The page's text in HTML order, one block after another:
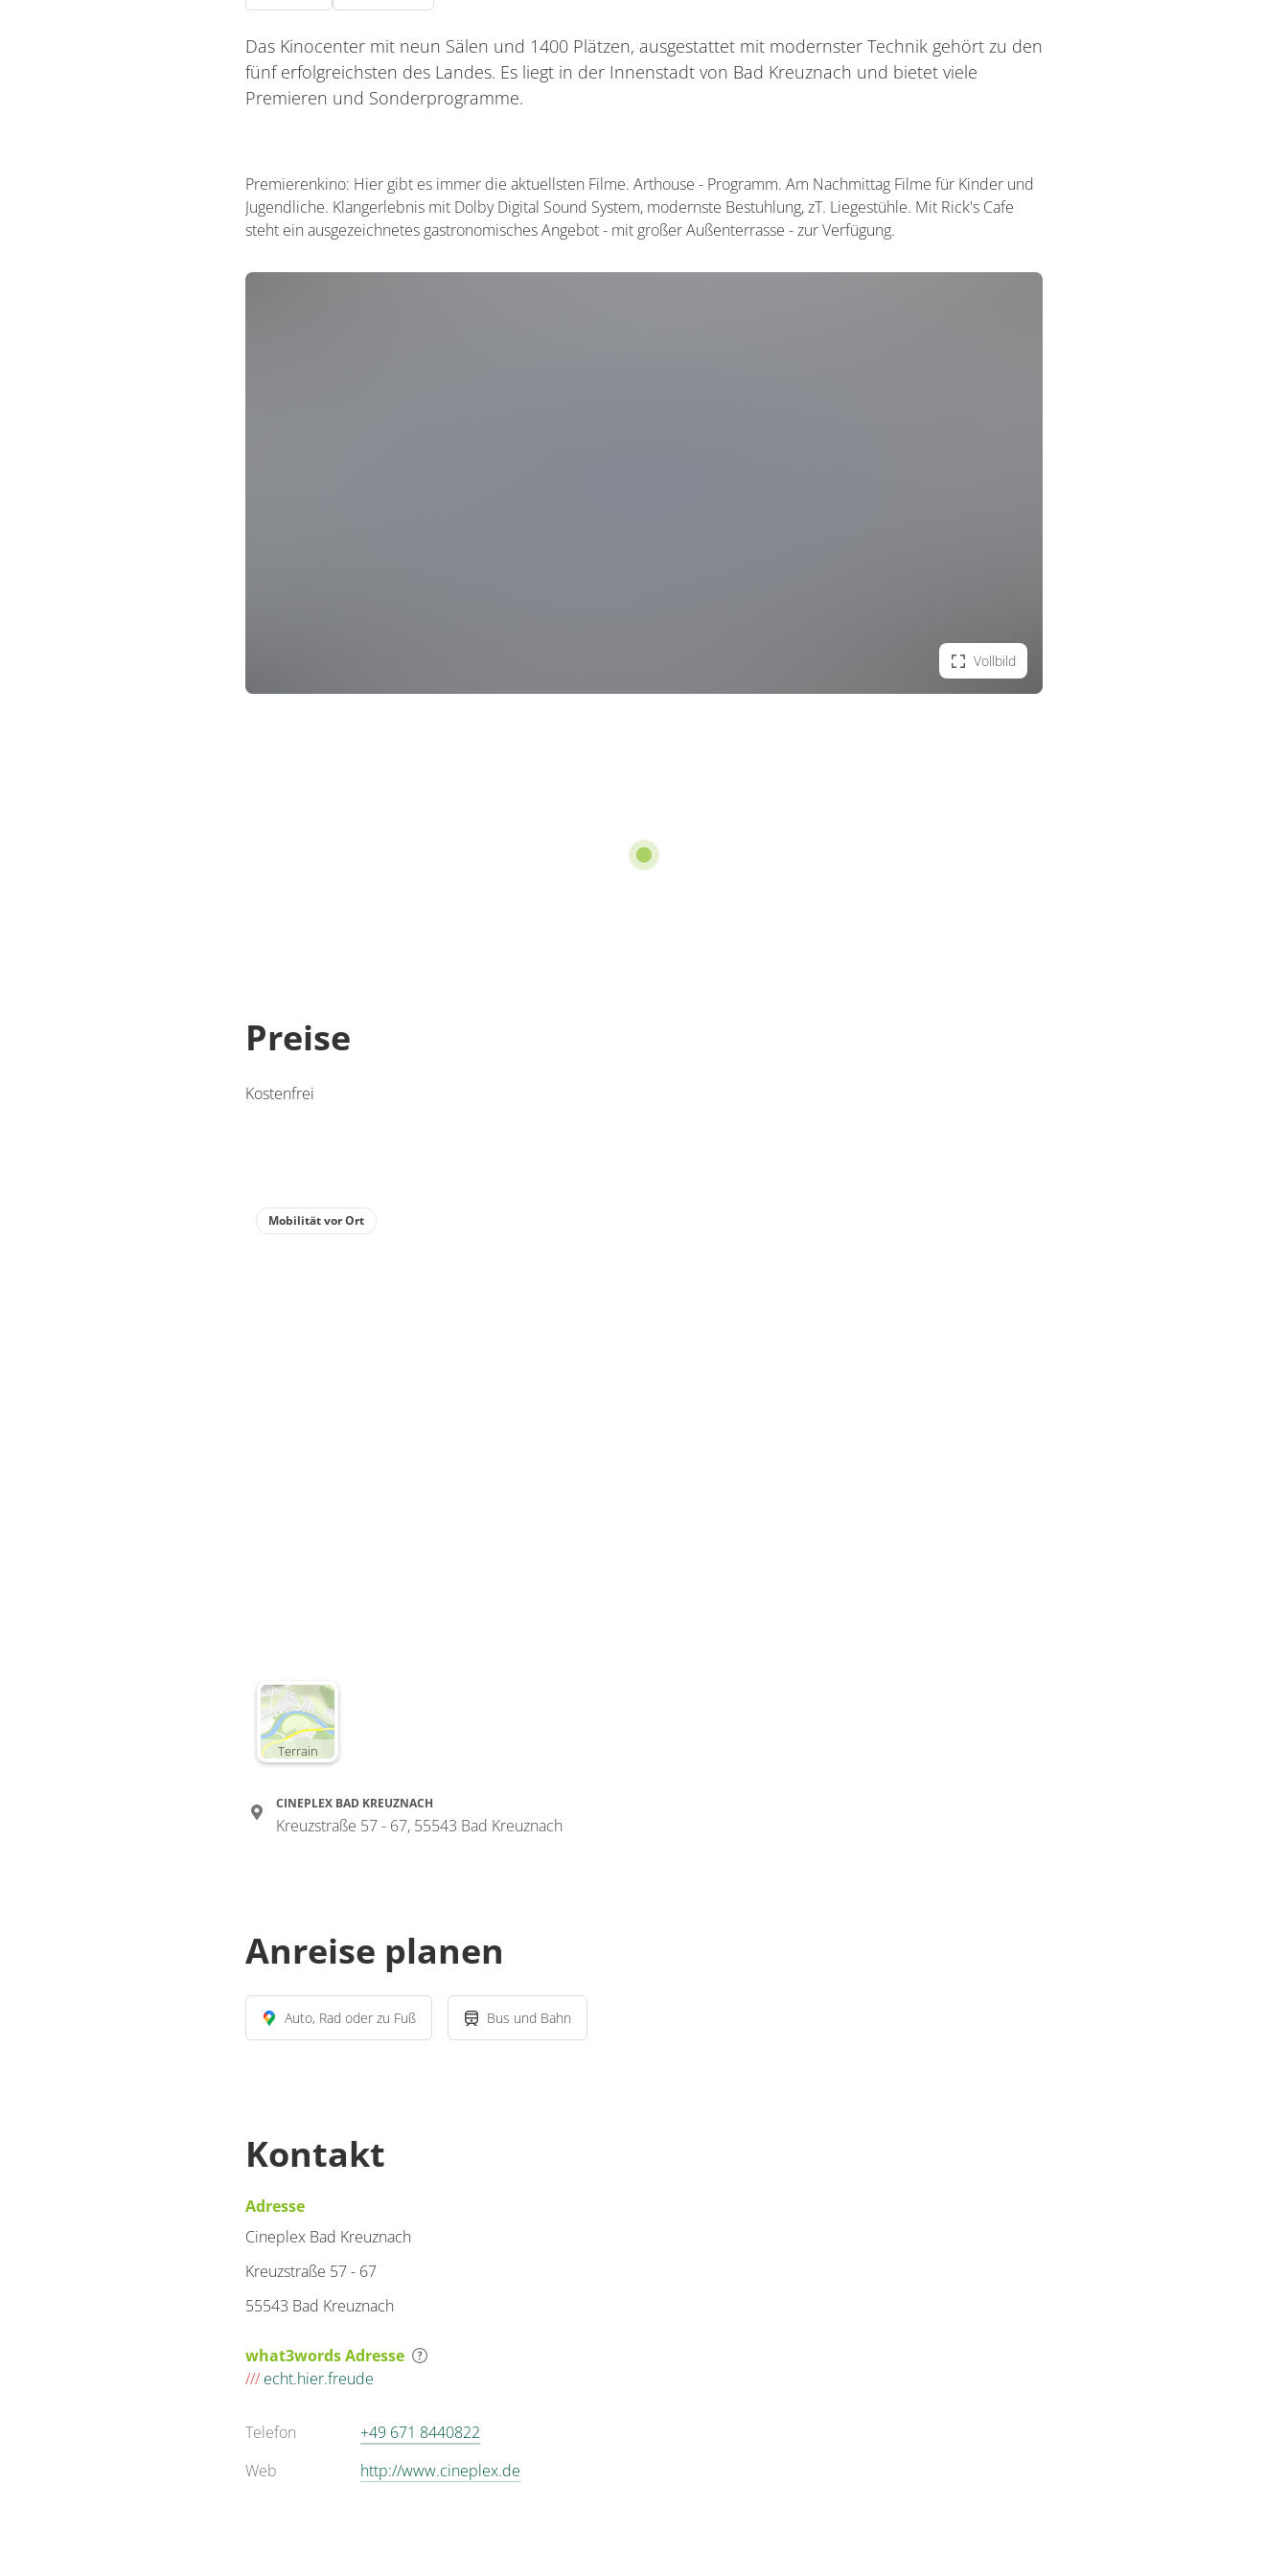
Das Kinocenter mit neun Sälen und 1400 Plätzen, ausgestattet mit modernster Technik gehört zu den
fünf erfolgreichsten des Landes. Es liegt in der Innenstadt von Bad Kreuznach und bietet viele
Premieren und Sonderprogramme.
Premierenkino: Hier gibt es immer die aktuellsten Filme. Arthouse - Programm. Am Nachmittag Filme für Kinder und
Jugendliche. Klangerlebnis mit Dolby Digital Sound System, modernste Bestuhlung, zT. Liegestühle. Mit Rick's Cafe
steht ein ausgezeichnetes gastronomisches Angebot - mit großer Außenterrasse - zur Verfügung.
Vollbild
Preise
Kostenfrei
Terrain
Mobilität vor Ort
CINEPLEX BAD KREUZNACH
Kreuzstraße 57 - 67, 55543 Bad Kreuznach
Anreise planen
Auto, Rad oder zu Fuß Bus und Bahn
Kontakt
Adresse
Cineplex Bad Kreuznach
Kreuzstraße 57 - 67
55543 Bad Kreuznach
what3words Adresse
/// echt.hier.freude
Telefon
+49 671 8440822
Web
http://www.cineplex.de